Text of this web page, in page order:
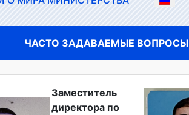
ЧАСТО ЗАДАВАЕМЫЕ ВОПРОСЫ
Заместитель
директора по